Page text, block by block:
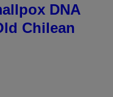
DNA
Chilean